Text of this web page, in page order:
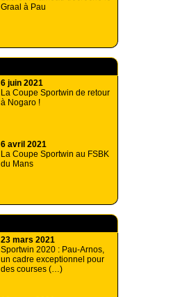
Graal à Pau
6 juin 2021
La Coupe Sportwin de retour
à Nogaro !
6 avril 2021
La Coupe Sportwin au FSBK
du Mans
23 mars 2021
Sportwin 2020 : Pau-Arnos,
un cadre exceptionnel pour
des courses (…)